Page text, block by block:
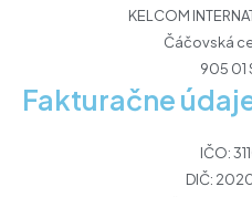
KELCOM
Čáčovská
905 01
Fakturačne
IČO:
DIČ: